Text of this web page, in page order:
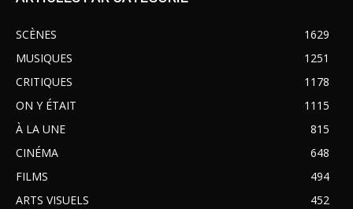
SCÈNES
1629
MUSIQUES
1251
CRITIQUES
1178
ON Y ÉTAIT
1115
À LA UNE
815
CINÉMA
648
FILMS
494
ARTS VISUELS
452